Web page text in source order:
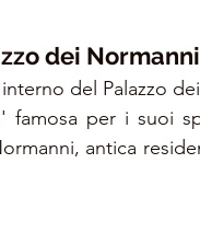
dei Normanni
del Palazzo
famosa per i suoi
antica